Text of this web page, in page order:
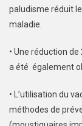
paludisme réduit
maladie.
• Une réduction
a été également
• L’utilisation du
méthodes de